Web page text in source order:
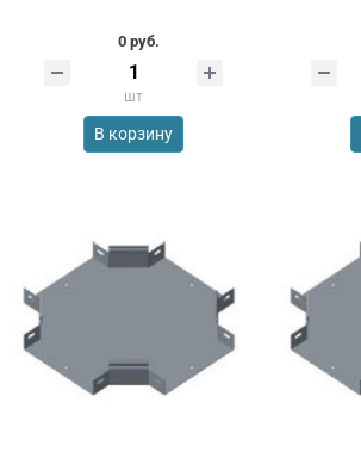
0 руб.
шт
В корзину